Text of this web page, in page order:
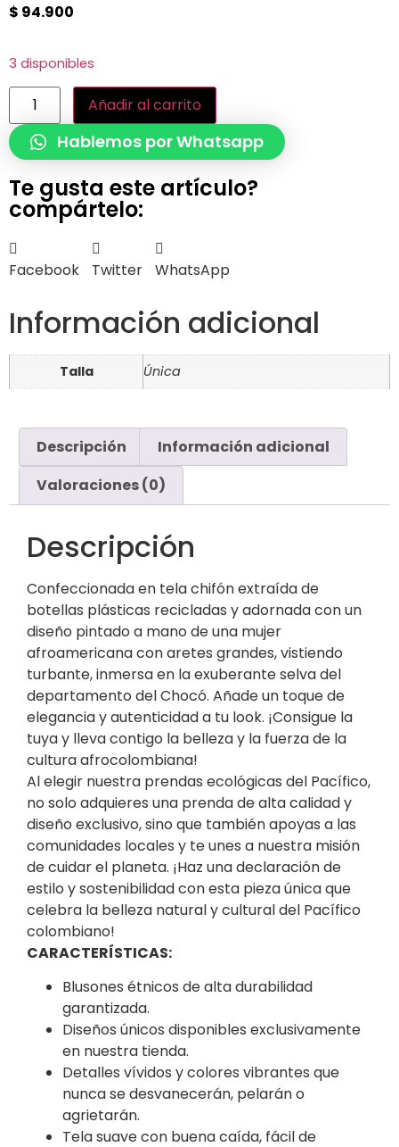
$ 94.900
3 disponibles
Añadir al carrito
Hablemos por Whatsapp
Te gusta este artículo?
compártelo:
Facebook Twitter WhatsApp
Información adicional
Talla Única
Descripción
Información adicional
Valoraciones (0)
Descripción
Confeccionada en tela chifón extraída de
botellas plásticas recicladas y adornada con un
diseño pintado a mano de una mujer
afroamericana con aretes grandes, vistiendo
turbante, inmersa en la exuberante selva del
departamento del Chocó. Añade un toque de
elegancia y autenticidad a tu look. ¡Consigue la
tuya y lleva contigo la belleza y la fuerza de la
cultura afrocolombiana!
Al elegir nuestra prendas ecológicas del Pacífico,
no solo adquieres una prenda de alta calidad y
diseño exclusivo, sino que también apoyas a las
comunidades locales y te unes a nuestra misión
de cuidar el planeta. ¡Haz una declaración de
estilo y sostenibilidad con esta pieza única que
celebra la belleza natural y cultural del Pacífico
colombiano!
CARACTERÍSTICAS:
Blusones étnicos de alta durabilidad
garantizada.
Diseños únicos disponibles exclusivamente
en nuestra tienda.
Detalles vívidos y colores vibrantes que
nunca se desvanecerán, pelarán o
agrietarán.
Tela suave con buena caída, fácil de